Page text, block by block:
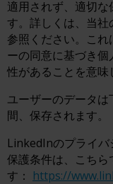
適用されず、適切
す。詳しくは、当社
参照ください。こ
ーの同意に基づき
性があることを意味
ユーザーのデータは
間、保存されます。
LinkedInのプライバ
保護条件は、こちら
す： https://